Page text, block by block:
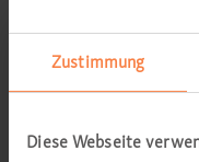
Zustimmung
Diese Webseite
Allergietests